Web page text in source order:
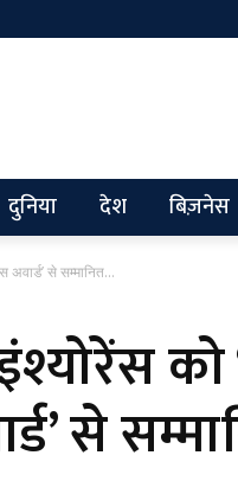
दुनिया देश बिज़नेस
से सम्मानित...
को
से